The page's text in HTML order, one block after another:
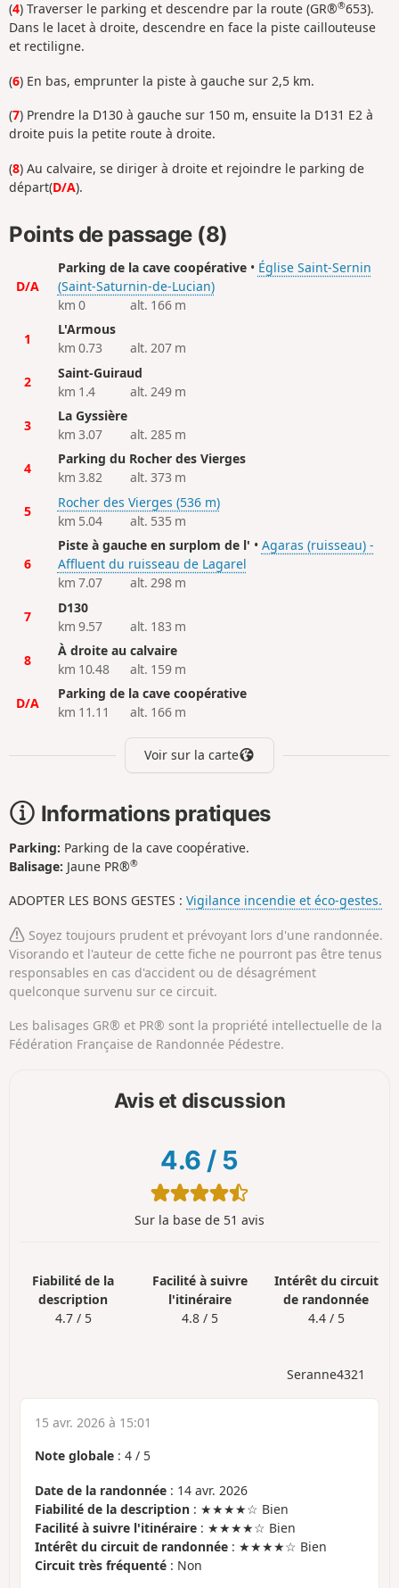
(4) Traverser le parking et descendre par la route (GR®®653).
Dans le lacet à droite, descendre en face la piste caillouteuse
et rectiligne.
(6) En bas, emprunter la piste à gauche sur 2,5 km.
(7) Prendre la D130 à gauche sur 150 m, ensuite la D131 E2 à
droite puis la petite route à droite.
(8) Au calvaire, se diriger à droite et rejoindre le parking de
départ(D/A).
Points de passage (8)
D/A
Parking de la cave coopérative• Église Saint-Sernin
(Saint-Saturnin-de-Lucian)
km 0
alt. 166 m
1
L'Armous
km 0.73
alt. 207 m
2
Saint-Guiraud
km 1.4
alt. 249 m
3
La Gyssière
km 3.07
alt. 285 m
4
Parking du Rocher des Vierges
km 3.82
alt. 373 m
5
Rocher des Vierges (536 m)
km 5.04
alt. 535 m
6
Piste à gauche en surplom de l' • Agaras (ruisseau) -
Affluent du ruisseau de Lagarel
km 7.07
alt. 298 m
7
D130
km 9.57
alt. 183 m
8
À droite au calvaire
km 10.48
alt. 159 m
D/A
Parking de la cave coopérative
km 11.11
alt. 166 m
Voir sur la carte
Informations pratiques
Parking: Parking de la cave coopérative.
Balisage: Jaune PR®®
ADOPTER LES BONS GESTES : Vigilance incendie et éco-gestes.
Soyez toujours prudent et prévoyant lors d'une randonnée.
Visorando et l'auteur de cette fiche ne pourront pas être tenus
responsables en cas d'accident ou de désagrément
quelconque survenu sur ce circuit.
Les balisages GR® et PR® sont la propriété intellectuelle de la
Fédération Française de Randonnée Pédestre.
Avis et discussion
4.6 / 5
Sur la base de 51 avis
Fiabilité de la
description
4.7 / 5
Facilité à suivre
l'itinéraire
4.8 / 5
Intérêt du circuit
de randonnée
4.4 / 5
Seranne4321
15 avr. 2026 à 15:01
Note globale : 4 / 5
Date de la randonnée : 14 avr. 2026
Fiabilité de la description : ★★★★☆ Bien
Facilité à suivre l'itinéraire : ★★★★☆ Bien
Intérêt du circuit de randonnée : ★★★★☆ Bien
Circuit très fréquenté : Non